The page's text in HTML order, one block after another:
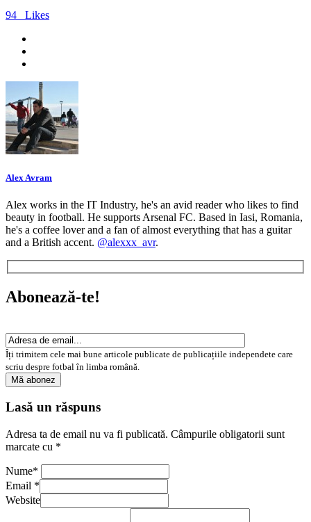
94 Likes
Alex Avram
Alex works in the IT Industry, he's an avid reader who likes to find
beauty in football. He supports Arsenal FC. Based in Iasi, Romania,
he's a coffee lover and a fan of almost everything that has a guitar
and a British accent. @alexxx_avr.
Abonează-te!
Îți trimitem cele mai bune articole publicate de publicațiile independete care
scriu despre fotbal în limba română.
Lasă un răspuns
Adresa ta de email nu va fi publicată. Câmpurile obligatorii sunt
marcate cu *
Nume*
Email *
Website